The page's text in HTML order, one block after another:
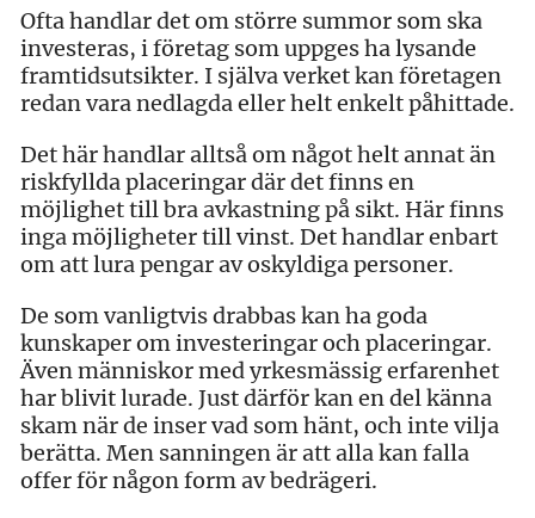
Ofta handlar det om större summor som ska
investeras, i företag som uppges ha lysande
framtidsutsikter. I själva verket kan företagen
redan vara nedlagda eller helt enkelt påhittade.
Det här handlar alltså om något helt annat än
riskfyllda placeringar där det finns en
möjlighet till bra avkastning på sikt. Här finns
inga möjligheter till vinst. Det handlar enbart
om att lura pengar av oskyldiga personer.
De som vanligtvis drabbas kan ha goda
kunskaper om investeringar och placeringar.
Även människor med yrkesmässig erfarenhet
har blivit lurade. Just därför kan en del känna
skam när de inser vad som hänt, och inte vilja
berätta. Men sanningen är att alla kan falla
offer för någon form av bedrägeri.